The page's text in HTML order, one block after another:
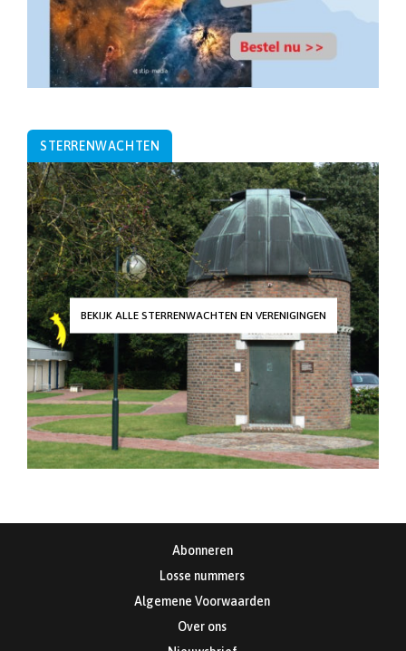
STERRENWACHTEN
BEKIJK ALLE STERRENWACHTEN EN VERENIGINGEN
Abonneren
Losse nummers
Algemene Voorwaarden
Over ons